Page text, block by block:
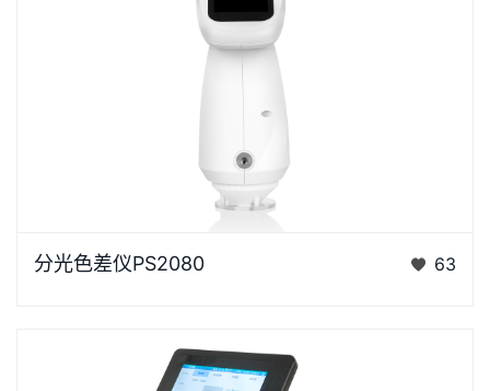
系列的昵称，“胖妞&rdq…
分光色差仪PS2080 63